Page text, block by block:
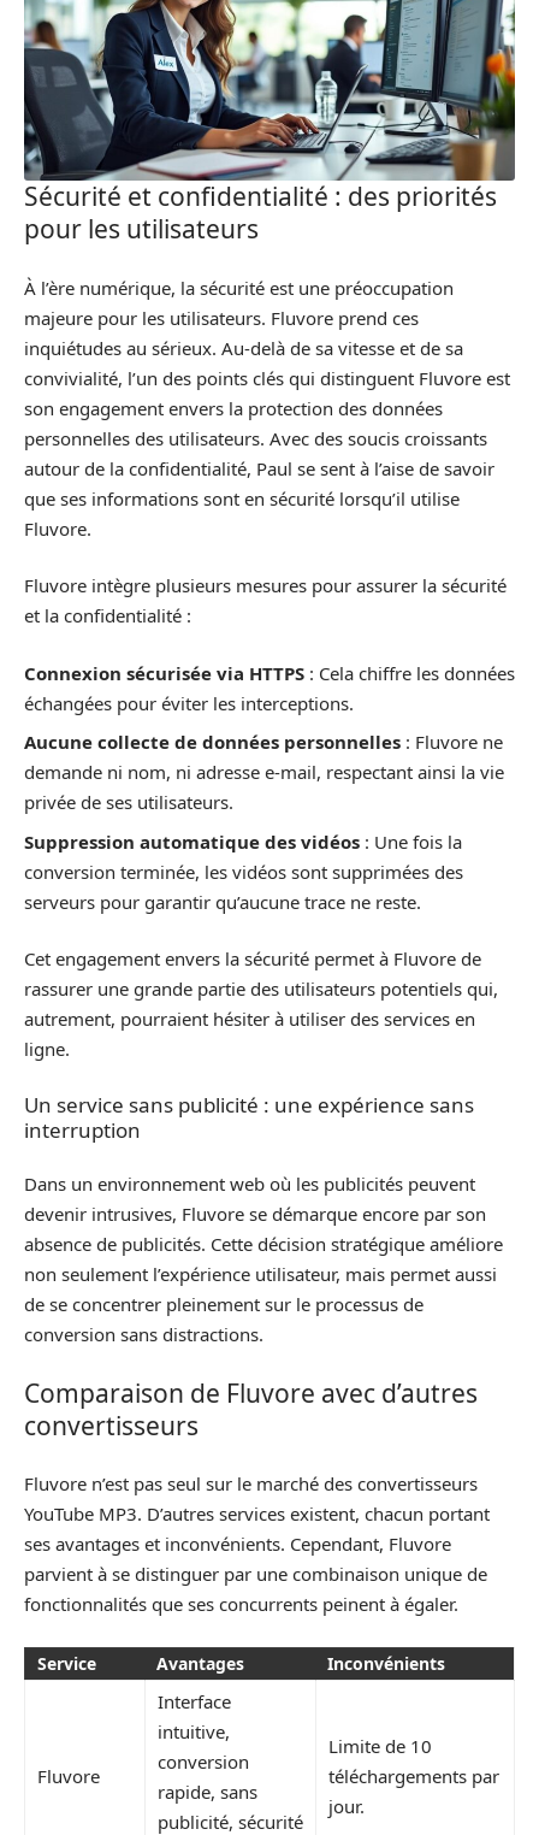
Sécurité et confidentialité : des priorités
pour les utilisateurs
À l’ère numérique, la sécurité est une préoccupation
majeure pour les utilisateurs. Fluvore prend ces
inquiétudes au sérieux. Au-delà de sa vitesse et de sa
convivialité, l’un des points clés qui distinguent Fluvore est
son engagement envers la protection des données
personnelles des utilisateurs. Avec des soucis croissants
autour de la confidentialité, Paul se sent à l’aise de savoir
que ses informations sont en sécurité lorsqu’il utilise
Fluvore.
Fluvore intègre plusieurs mesures pour assurer la sécurité
et la confidentialité :
Connexion sécurisée via HTTPS : Cela chiffre les données
échangées pour éviter les interceptions.
Aucune collecte de données personnelles : Fluvore ne
demande ni nom, ni adresse e-mail, respectant ainsi la vie
privée de ses utilisateurs.
Suppression automatique des vidéos : Une fois la
conversion terminée, les vidéos sont supprimées des
serveurs pour garantir qu’aucune trace ne reste.
Cet engagement envers la sécurité permet à Fluvore de
rassurer une grande partie des utilisateurs potentiels qui,
autrement, pourraient hésiter à utiliser des services en
ligne.
Un service sans publicité : une expérience sans
interruption
Dans un environnement web où les publicités peuvent
devenir intrusives, Fluvore se démarque encore par son
absence de publicités. Cette décision stratégique améliore
non seulement l’expérience utilisateur, mais permet aussi
de se concentrer pleinement sur le processus de
conversion sans distractions.
Comparaison de Fluvore avec d’autres
convertisseurs
Fluvore n’est pas seul sur le marché des convertisseurs
YouTube MP3. D’autres services existent, chacun portant
ses avantages et inconvénients. Cependant, Fluvore
parvient à se distinguer par une combinaison unique de
fonctionnalités que ses concurrents peinent à égaler.
Service Avantages Inconvénients
Fluvore
Interface
intuitive,
conversion
rapide, sans
publicité, sécurité
Limite de 10
téléchargements par
jour.